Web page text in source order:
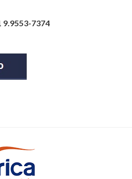
7374